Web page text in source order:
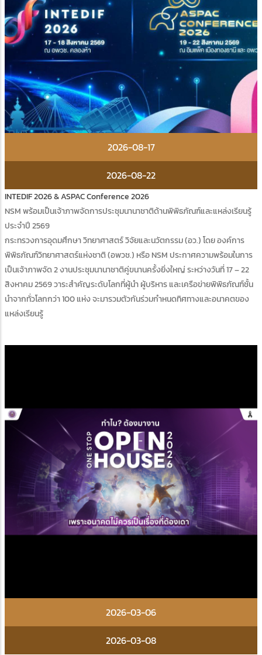
2026-08-17
2026-08-22
INTEDIF 2026 & ASPAC Conference 2026
NSM พร้อมเป็นเจ้าภาพจัดการประชุมนานาชาติด้านพิพิธภัณฑ์และแหล่งเรียนรู้
ประจำปี 2569
กระทรวงการอุดมศึกษา วิทยาศาสตร์ วิจัยและนวัตกรรม (อว.) โดย องค์การ
พิพิธภัณฑ์วิทยาศาสตร์แห่งชาติ (อพวช.) หรือ NSM ประกาศความพร้อมในการ
เป็นเจ้าภาพจัด 2 งานประชุมนานาชาติคู่ขนานครั้งยิ่งใหญ่ ระหว่างวันที่ 17 – 22
สิงหาคม 2569 วาระสำคัญระดับโลกที่ผู้นำ ผู้บริหาร และเครือข่ายพิพิธภัณฑ์ชั้น
นำจากทั่วโลกกว่า 100 แห่ง จะมารวมตัวกันร่วมกำหนดทิศทางและอนาคตของ
แหล่งเรียนรู้
2026-03-06
2026-03-08